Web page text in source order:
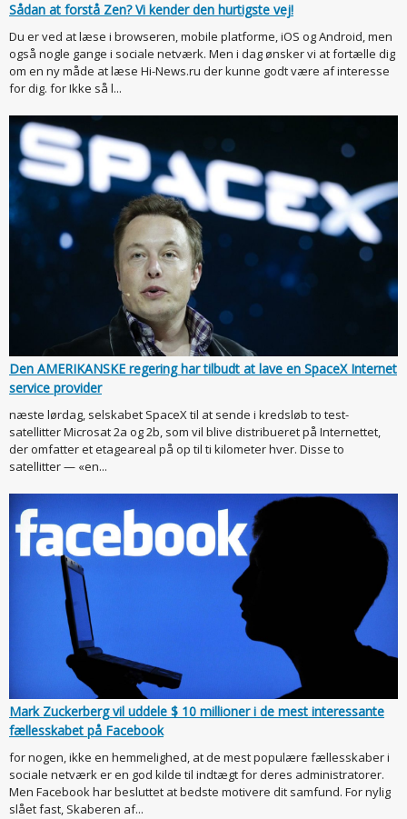
Sådan at forstå Zen? Vi kender den hurtigste vej!
Du er ved at læse i browseren, mobile platforme, iOS og Android, men
også nogle gange i sociale netværk. Men i dag ønsker vi at fortælle dig
om en ny måde at læse Hi-News.ru der kunne godt være af interesse
for dig. for Ikke så l...
Den AMERIKANSKE regering har tilbudt at lave en SpaceX Internet
service provider
næste lørdag, selskabet SpaceX til at sende i kredsløb to test-
satellitter Microsat 2a og 2b, som vil blive distribueret på Internettet,
der omfatter et etageareal på op til ti kilometer hver. Disse to
satellitter — «en...
Mark Zuckerberg vil uddele $ 10 millioner i de mest interessante
fællesskabet på Facebook
for nogen, ikke en hemmelighed, at de mest populære fællesskaber i
sociale netværk er en god kilde til indtægt for deres administratorer.
Men Facebook har besluttet at bedste motivere dit samfund. For nylig
slået fast, Skaberen af...